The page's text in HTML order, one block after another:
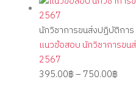
นักวิชาการขนส่งปฏิบัติการ
แนวข้อสอบ นักวิชาการข
2567
395.00฿– 750.00฿